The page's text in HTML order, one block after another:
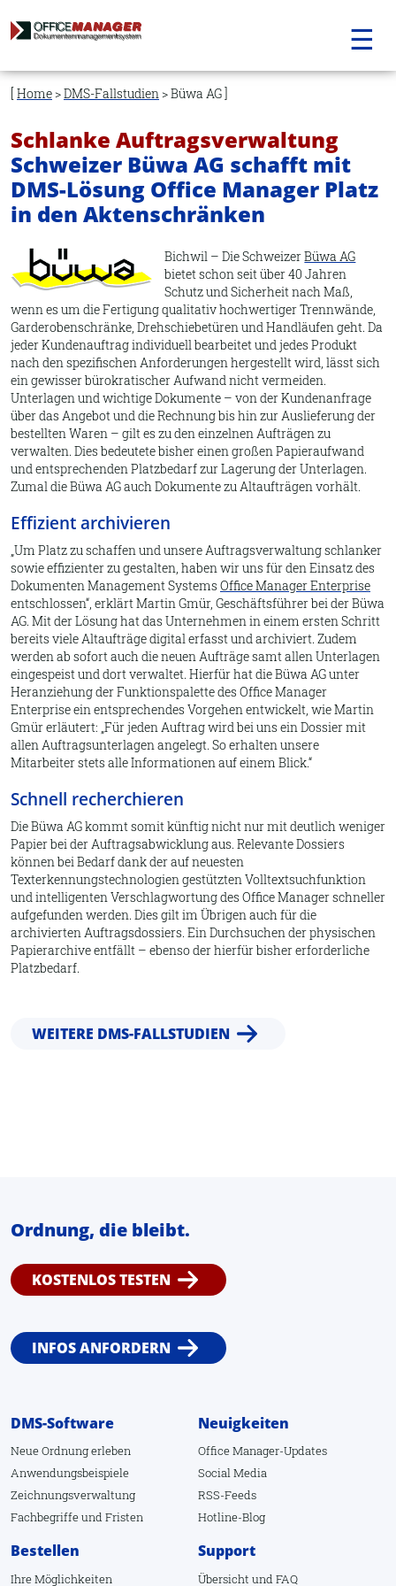
Navigation
überspringen
☰
Home >DMS-Fallstudien > Büwa AG
Schlanke Auftragsverwaltung
Schweizer Büwa AG schafft mit
DMS-Lösung Office Manager Platz
in den Aktenschränken
Bichwil – Die SchweizerBüwa AG
bietet schon seit über 40 Jahren
Schutz und Sicherheit nach Maß,
wenn es um die Fertigung qualitativ hochwertiger Trennwände,
Garderobenschränke, Drehschiebetüren und Handläufen geht. Da
jeder Kundenauftrag individuell bearbeitet und jedes Produkt
nach den spezifischen Anforderungen hergestellt wird, lässt sich
ein gewisser bürokratischer Aufwand nicht vermeiden.
Unterlagen und wichtige Dokumente – von der Kundenanfrage
über das Angebot und die Rechnung bis hin zur Auslieferung der
bestellten Waren – gilt es zu den einzelnen Aufträgen zu
verwalten. Dies bedeutete bisher einen großen Papieraufwand
und entsprechenden Platzbedarf zur Lagerung der Unterlagen.
Zumal die Büwa AG auch Dokumente zu Altaufträgen vorhält.
Effizient archivieren
Um Platz zu schaffen und unsere Auftragsverwaltung schlanker
sowie effizienter zu gestalten, haben wir uns für den Einsatz des
Dokumenten Management Systems Office Manager Enterprise
entschlossen , erklärt Martin Gmür, Geschäftsführer bei der Büwa
AG. Mit der Lösung hat das Unternehmen in einem ersten Schritt
bereits viele Altaufträge digital erfasst und archiviert. Zudem
werden ab sofort auch die neuen Aufträge samt allen Unterlagen
eingespeist und dort verwaltet. Hierfür hat die Büwa AG unter
Heranziehung der Funktionspalette des Office Manager
Enterprise ein entsprechendes Vorgehen entwickelt, wie Martin
Gmür erläutert: Für jeden Auftrag wird bei uns ein Dossier mit
allen Auftragsunterlagen angelegt. So erhalten unsere
Mitarbeiter stets alle Informationen auf einem Blick.
Schnell recherchieren
Die Büwa AG kommt somit künftig nicht nur mit deutlich weniger
Papier bei der Auftragsabwicklung aus. Relevante Dossiers
können bei Bedarf dank der auf neuesten
Texterkennungstechnologien gestützten Volltextsuchfunktion
und intelligenten Verschlagwortung des Office Manager schneller
aufgefunden werden. Dies gilt im Übrigen auch für die
archivierten Auftragsdossiers. Ein Durchsuchen der physischen
Papierarchive entfällt – ebenso der hierfür bisher erforderliche
Platzbedarf.
WEITERE DMS-FALLSTUDIEN
Ordnung, die bleibt.
KOSTENLOS TESTEN
INFOS ANFORDERN
DMS-Software
Neue Ordnung erleben
Anwendungsbeispiele
Zeichnungsverwaltung
Fachbegriffeund Fristen
Neuigkeiten
Office Manager-Updates
Social Media
RSS-Feeds
Hotline-Blog
Bestellen
Ihre Möglichkeiten
Support
Übersicht und FAQ